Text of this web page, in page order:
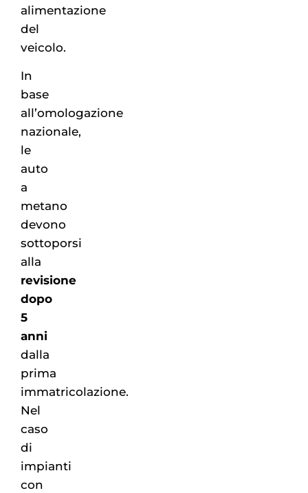
alimentazione
del
veicolo.
In
base
all’omologazione
nazionale,
le
auto
a
metano
devono
sottoporsi
alla
revisione
dopo
5
anni
dalla
prima
immatricolazione.
Nel
caso
di
impianti
con